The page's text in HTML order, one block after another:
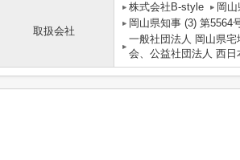
取扱会社
株式会社B-style 岡
岡山県知事 (3) 第
一般社団法人 岡山県
会、公益社団法人 西